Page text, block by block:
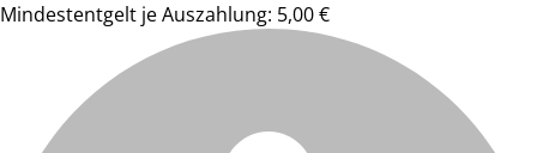
Mindestentgelt je Auszahlung: 5,00 €